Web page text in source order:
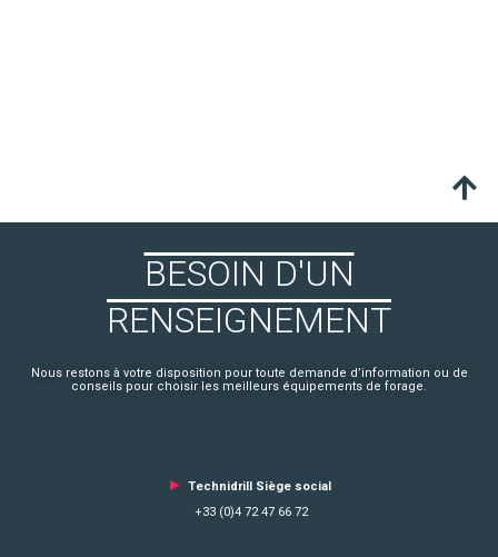
BESOIN D'UN
RENSEIGNEMENT
Nous restons à votre disposition pour toute demande d’information ou de
conseils pour choisir les meilleurs équipements de forage.
► Technidrill Siège social
+33 (0)4 72 47 66 72